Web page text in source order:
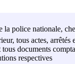
la police nationale,
tous actes,
documents
respectives